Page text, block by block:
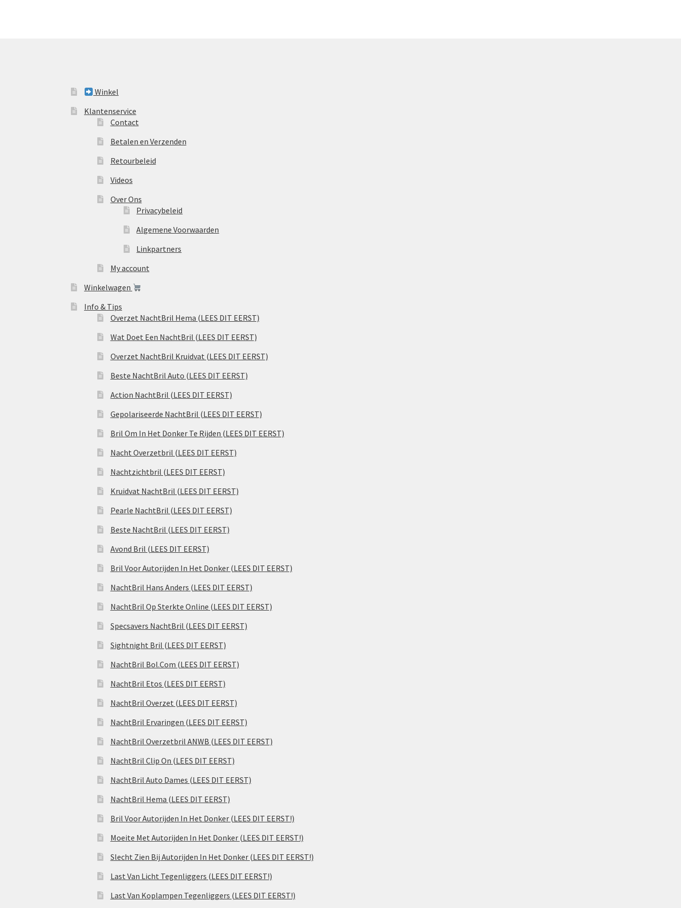
Winkel
Klantenservice
Contact
Betalen en Verzenden
Retourbeleid
Videos
Over Ons
Privacybeleid
Algemene Voorwaarden
Linkpartners
My account
Winkelwagen
Info & Tips
Overzet NachtBril Hema (LEES DIT EERST)
Wat Doet Een NachtBril (LEES DIT EERST)
Overzet NachtBril Kruidvat (LEES DIT EERST)
Beste NachtBril Auto (LEES DIT EERST)
Action NachtBril (LEES DIT EERST)
Gepolariseerde NachtBril (LEES DIT EERST)
Bril Om In Het Donker Te Rijden (LEES DIT EERST)
Nacht Overzetbril (LEES DIT EERST)
Nachtzichtbril (LEES DIT EERST)
Kruidvat NachtBril (LEES DIT EERST)
Pearle NachtBril (LEES DIT EERST)
Beste NachtBril (LEES DIT EERST)
Avond Bril (LEES DIT EERST)
Bril Voor Autorijden In Het Donker (LEES DIT EERST)
NachtBril Hans Anders (LEES DIT EERST)
NachtBril Op Sterkte Online (LEES DIT EERST)
Specsavers NachtBril (LEES DIT EERST)
Sightnight Bril (LEES DIT EERST)
NachtBril Bol.Com (LEES DIT EERST)
NachtBril Etos (LEES DIT EERST)
NachtBril Overzet (LEES DIT EERST)
NachtBril Ervaringen (LEES DIT EERST)
NachtBril Overzetbril ANWB (LEES DIT EERST)
NachtBril Clip On (LEES DIT EERST)
NachtBril Auto Dames (LEES DIT EERST)
NachtBril Hema (LEES DIT EERST)
Bril Voor Autorijden In Het Donker (LEES DIT EERST!)
Moeite Met Autorijden In Het Donker (LEES DIT EERST!)
Slecht Zien Bij Autorijden In Het Donker (LEES DIT EERST!)
Last Van Licht Tegenliggers (LEES DIT EERST!)
Last Van Koplampen Tegenliggers (LEES DIT EERST!)